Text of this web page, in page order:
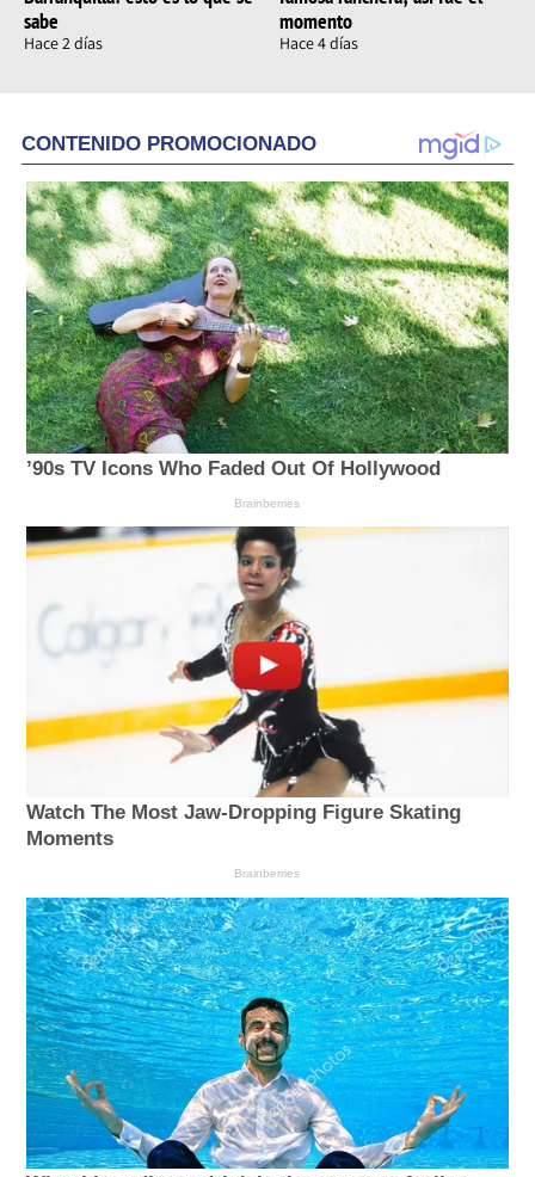
sabe
Hace 2 días
momento
Hace 4 días